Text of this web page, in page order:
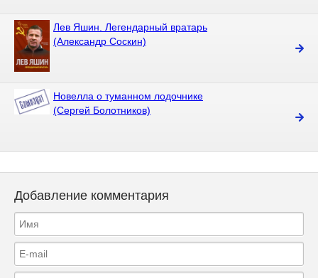
Лев Яшин. Легендарный вратарь
(Александр Соскин)
Новелла о туманном лодочнике
(Сергей Болотников)
Добавление комментария